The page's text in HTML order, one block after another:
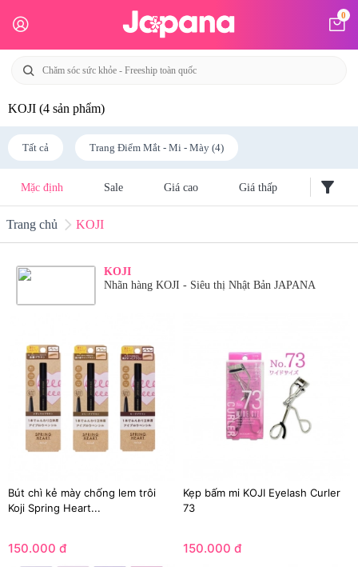
0
KOJI (4 sản phẩm)
Tất cả Trang Điểm Mắt - Mi - Mày (4)
Mặc định Sale Giá cao Giá thấp filter_alt
Trang chủ KOJI
KOJI
Nhãn hàng KOJI - Siêu thị Nhật Bản JAPANA
Bút chì kẻ mày chống lem trôi
Koji Spring Heart...
150.000 đ
Kẹp bấm mi KOJI Eyelash Curler
73
150.000 đ